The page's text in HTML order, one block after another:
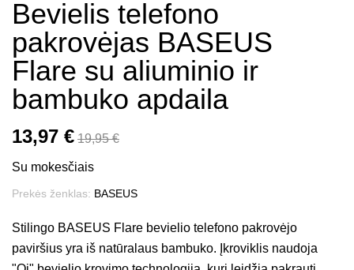
Bevielis telefono
pakrovėjas BASEUS
Flare su aliuminio ir
bambuko apdaila
13,97 € 19,95 €
Su mokesčiais
Prekės ženklas: BASEUS
Stilingo BASEUS Flare bevielio telefono pakrovėjo
paviršius yra iš natūralaus bambuko. Įkroviklis naudoja